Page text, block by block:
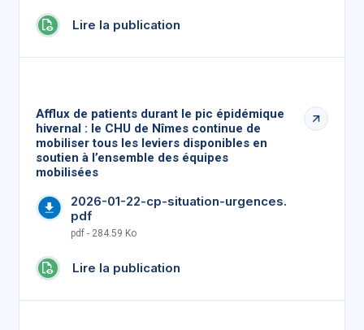
Lire la publication
Afflux de patients durant le pic épidémique
hivernal : le CHU de Nîmes continue de
mobiliser tous les leviers disponibles en
soutien à l’ensemble des équipes
mobilisées
2026-01-22-cp-situation-urgences.
pdf
pdf - 284.59 Ko
Lire la publication